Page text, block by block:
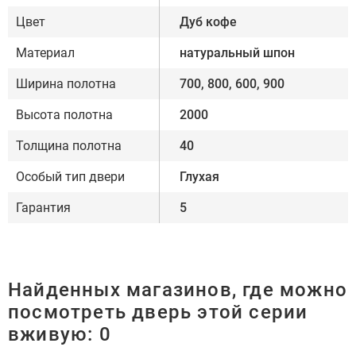
Цвет Дуб кофе
Материал натуральный шпон
Ширина полотна 700, 800, 600, 900
Высота полотна 2000
Толщина полотна 40
Особый тип двери Глухая
Гарантия 5
Найденных магазинов, где можно
посмотреть дверь этой серии
вживую: 0